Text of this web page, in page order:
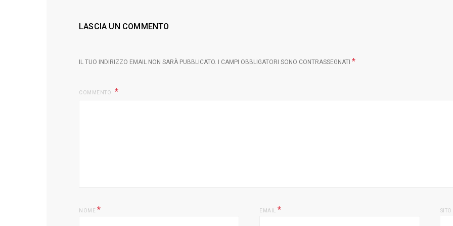
LASCIA UN COMMENTO
IL TUO INDIRIZZO EMAIL NON SARÀ PUBBLICATO. I CAMPI OBBLIGATORI SONO CONTRASSEGNATI *
COMMENTO
NOME * EMAIL *